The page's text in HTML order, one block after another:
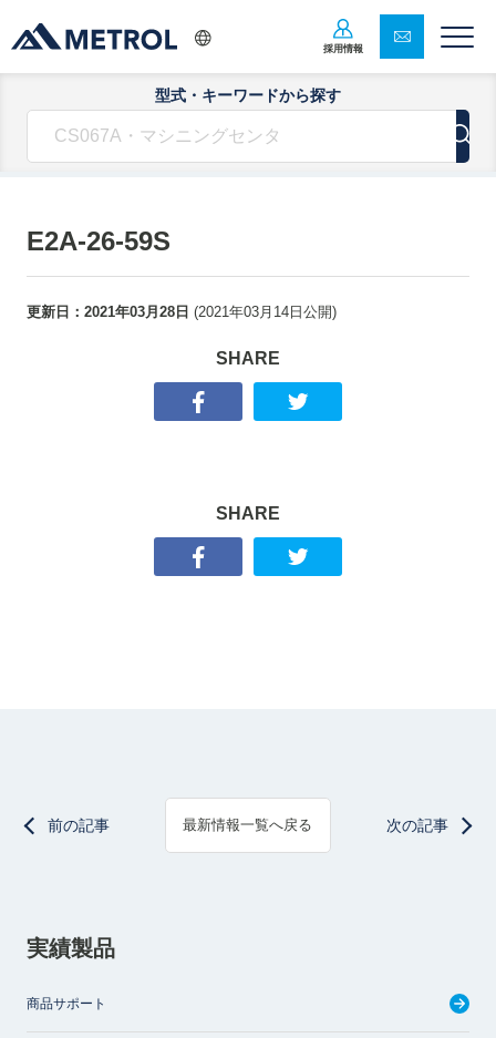
採用情報
型式・キーワードから探す
E2A-26-59S
更新日： 2021年03月28日 (2021年03月14日 公開)
SHARE
SHARE
前の記事 最新情報一覧へ戻る 次の記事
実績製品
商品サポート